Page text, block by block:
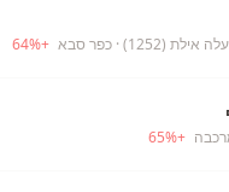
אילת (1252) · כפר סבא +
64%
+
65%